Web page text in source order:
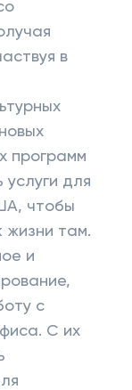
в
программ
для
чтобы
жизни там.
и
с
С их